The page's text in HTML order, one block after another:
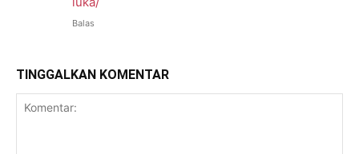
Balas
TINGGALKAN KOMENTAR